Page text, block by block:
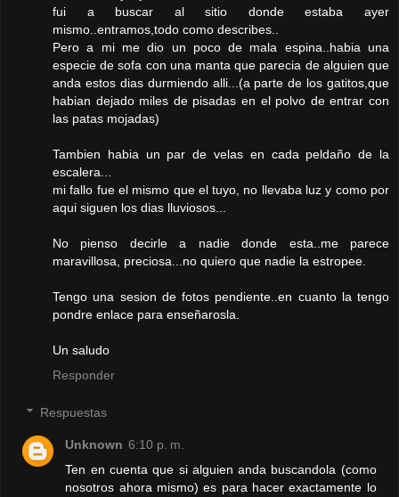
fui a buscar al sitio donde estaba ayer
mismo..entramos,todo como describes..
Pero a mi me dio un poco de mala espina..habia una
especie de sofa con una manta que parecia de alguien que
anda estos dias durmiendo alli...(a parte de los gatitos,que
habian dejado miles de pisadas en el polvo de entrar con
las patas mojadas)
Tambien habia un par de velas en cada peldaño de la
escalera...
mi fallo fue el mismo que el tuyo, no llevaba luz y como por
aqui siguen los dias lluviosos...
No pienso decirle a nadie donde esta..me parece
maravillosa, preciosa...no quiero que nadie la estropee.
Tengo una sesion de fotos pendiente..en cuanto la tengo
pondre enlace para enseñarosla.
Un saludo
Responder
Respuestas
Unknown 6:10 p. m.
Ten en cuenta que si alguien anda buscandola (como
nosotros ahora mismo) es para hacer exactamente lo